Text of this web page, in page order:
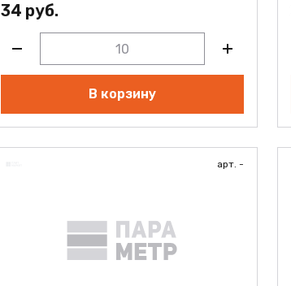
34 руб.
В корзину
арт. -